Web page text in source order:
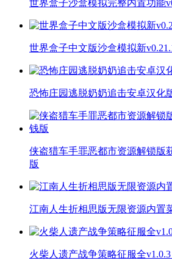
世界盒子沙盒模拟完整内置功能
世界盒子中文版沙盒模拟新
恐怖庄园逃脱奶奶追击安卓汉化
侠盗猎车手罪恶都市资源解锁版
版
江南人生折相思版无限资源内置
火柴人遗产战争策略征服全